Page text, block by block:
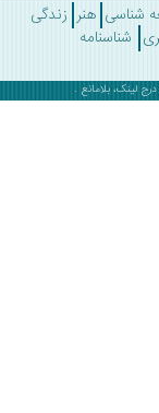
هنر زندگی
بلامانع .